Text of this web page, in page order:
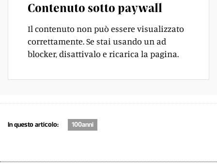
Contenuto sotto paywall
Il contenuto non può essere visualizzato
correttamente. Se stai usando un ad
blocker, disattivalo e ricarica la pagina.
In questo articolo: 100anni